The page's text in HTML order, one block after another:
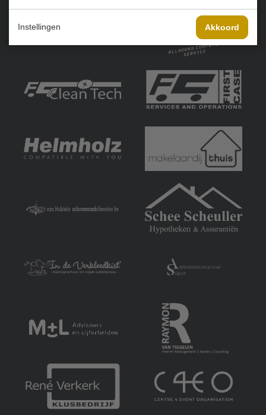
Instellingen Akkoord